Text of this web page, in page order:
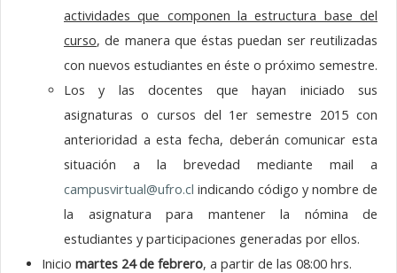
actividades que componen la estructura base del
curso, de manera que éstas puedan ser reutilizadas
con nuevos estudiantes en éste o próximo semestre.
Los y las docentes que hayan iniciado sus
asignaturas o cursos del 1er semestre 2015 con
anterioridad a esta fecha, deberán comunicar esta
situación a la brevedad mediante mail a
campusvirtual@ufro.cl indicando código y nombre de
la asignatura para mantener la nómina de
estudiantes y participaciones generadas por ellos.
Inicio martes 24 de febrero, a partir de las 08:00 hrs.